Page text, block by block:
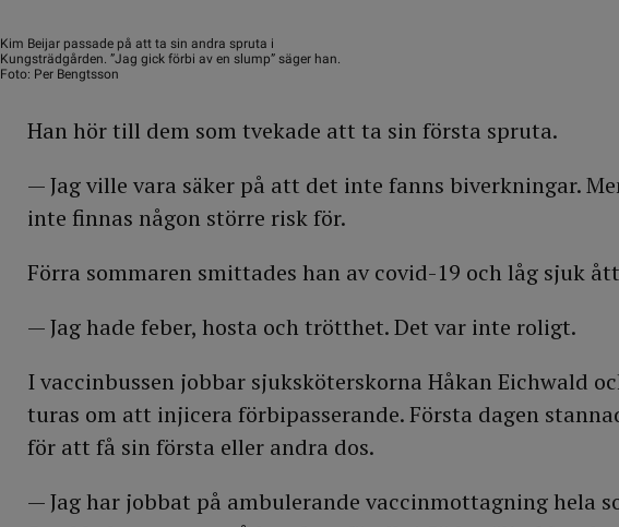
Kim Beijar passade på att ta sin andra spruta i
Kungsträdgården. ”Jag gick förbi av en slump” säger han.
Foto: Per Bengtsson
Han hör till dem som tvekade att ta sin första spruta.
— Jag ville vara säker på att det inte fanns biverkningar.
inte finnas någon större risk för.
Förra sommaren smittades han av covid-19 och låg sjuk
— Jag hade feber, hosta och trötthet. Det var inte roligt.
I vaccinbussen jobbar sjuksköterskorna Håkan Eichwald
turas om att injicera förbipasserande. Första dagen
för att få sin första eller andra dos.
— Jag har jobbat på ambulerande vaccinmottagning hela